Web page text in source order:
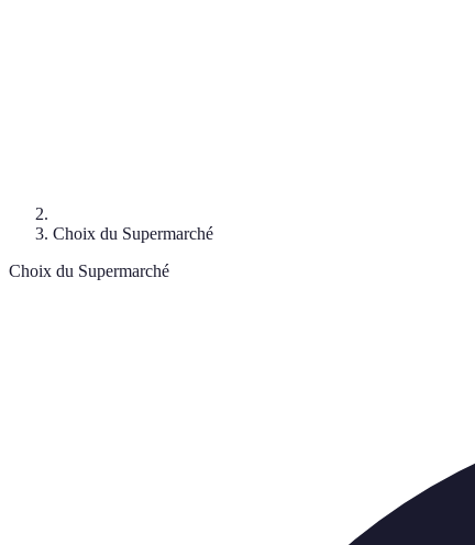
Choix du Supermarché
Choix du Supermarché